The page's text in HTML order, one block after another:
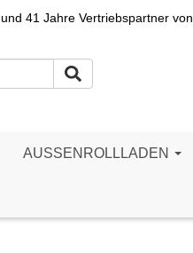
und 41 Jahre Vertriebspartner von
AUSSENROLLLADEN